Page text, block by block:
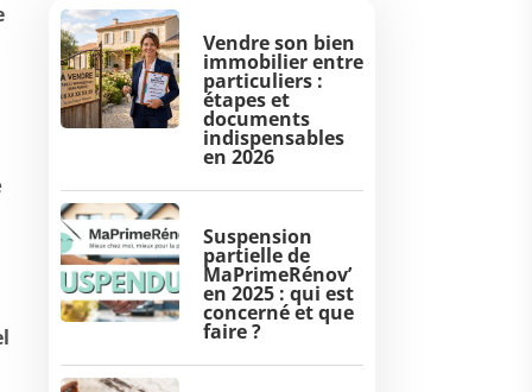
Vendre son bien
immobilier entre
particuliers :
étapes et
documents
indispensables
en 2026
Suspension
partielle de
MaPrimeRénov’
en 2025 : qui est
concerné et que
faire ?